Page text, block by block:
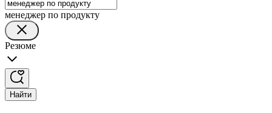
менеджер по продукту
Резюме
Найти